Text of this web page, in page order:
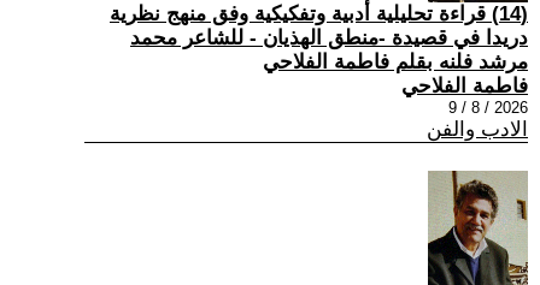
(14) قراءة تحليلية أدبية وتفكيكية وفق منهج نظرية
دريدا في قصيدة -منطق الهذيان - للشاعر محمد
مرشد فلنه بقلم فاطمة الفلاحي
فاطمة الفلاحي
2026 / 8 / 9
الادب والفن